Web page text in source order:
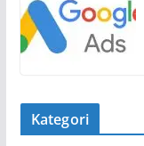
Kategori